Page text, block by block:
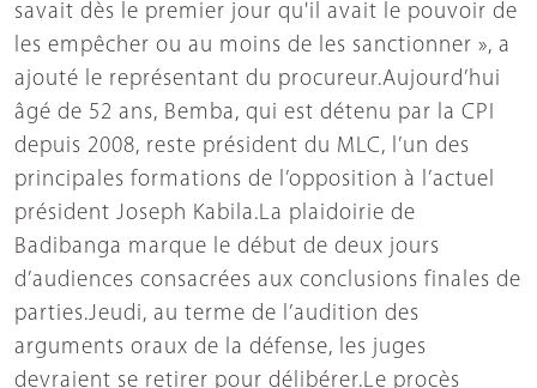
savait dès le premier jour qu'il avait le pouvoir de
les empêcher ou au moins de les sanctionner », a
ajouté le représentant du procureur.Aujourd’hui
âgé de 52 ans, Bemba, qui est détenu par la CPI
depuis 2008, reste président du MLC, l’un des
principales formations de l’opposition à l’actuel
président Joseph Kabila.La plaidoirie de
Badibanga marque le début de deux jours
d’audiences consacrées aux conclusions finales de
parties.Jeudi, au terme de l’audition des
arguments oraux de la défense, les juges
devraient se retirer pour délibérer.Le procès